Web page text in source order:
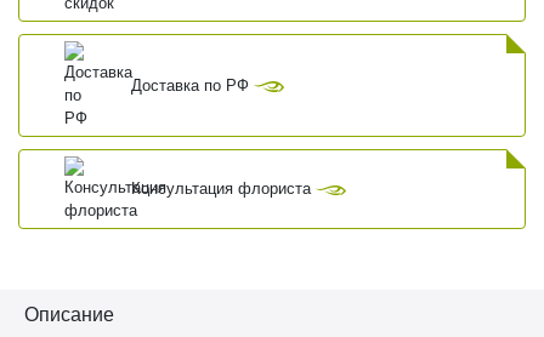
Доставка по РФ
Консультация флориста
Описание